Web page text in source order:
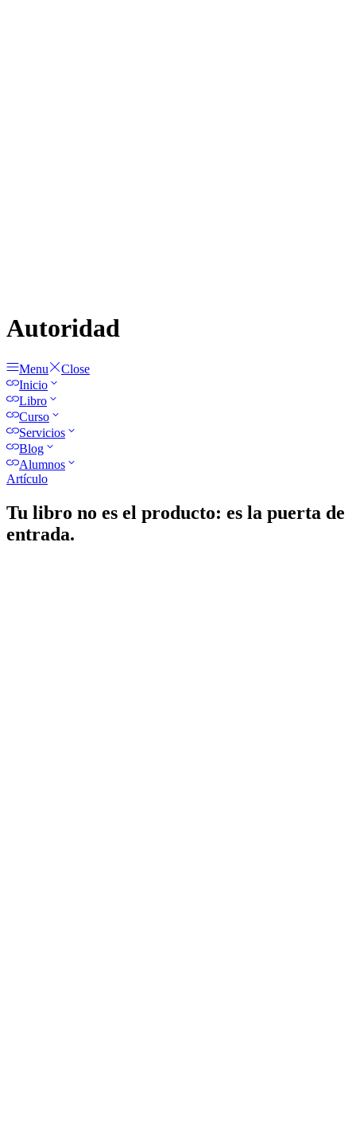
Autoridad
Menu
Close
Inicio
Libro
Curso
Servicios
Blog
Alumnos
Artículo
Tu libro no es el producto: es la puerta de
entrada.